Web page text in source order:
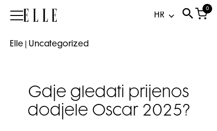
Elle
0
Elle Uncategorized
Gdje gledati prijenos
dodjele Oscar 2025?